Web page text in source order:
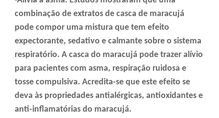
combinação de extratos de casca de maracujá
pode compor uma mistura que tem efeito
expectorante, sedativo e calmante sobre o sistema
respiratório. A casca do maracujá pode trazer alívio
para pacientes com asma, respiração ruidosa e
tosse compulsiva. Acredita-se que este efeito se
deva às propriedades antialérgicas, antioxidantes e
anti-inflamatórias do maracujá.